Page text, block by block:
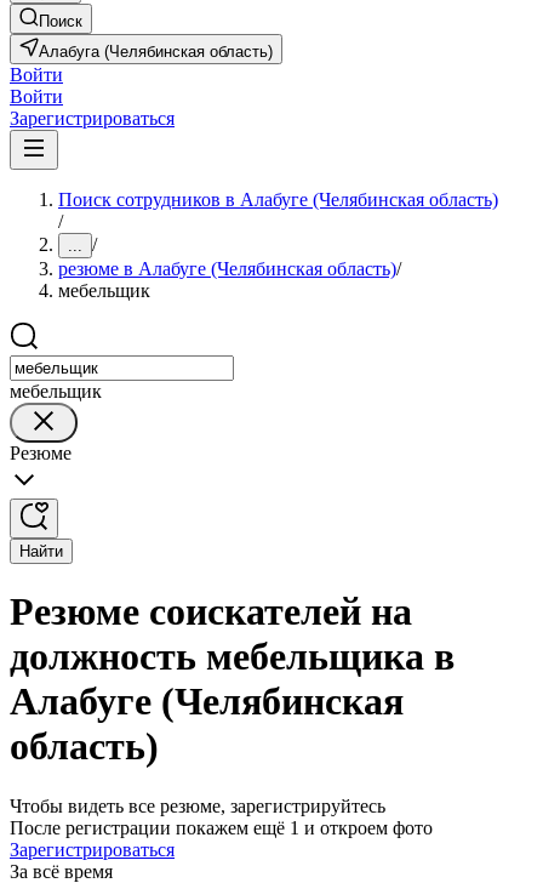
Поиск
Алабуга (Челябинская область)
Войти
Войти
Зарегистрироваться
Поиск сотрудников в Алабуге (Челябинская область)
/
... /
резюме в Алабуге (Челябинская область)/
мебельщик
мебельщик
Резюме
Найти
Резюме соискателей на
должность мебельщика в
Алабуге (Челябинская
область)
Чтобы видеть все резюме, зарегистрируйтесь
После регистрации покажем ещё 1 и откроем фото
Зарегистрироваться
За всё время